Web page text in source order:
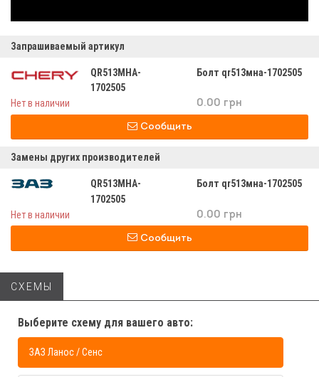
Запрашиваемый артикул
QR513MHA-
1702505
Болт qr513мна-1702505
Нет в наличии 0.00 грн
Сообщить
Замены других производителей
QR513MHA-
1702505
Болт qr513мна-1702505
Нет в наличии 0.00 грн
Сообщить
СХЕМЫ
Выберите схему для вашего авто:
ЗАЗ Ланос / Сенс